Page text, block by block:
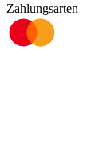
Zahlungsarten